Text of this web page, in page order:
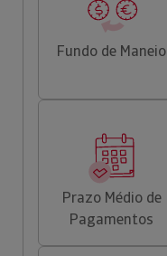
Fundo de Maneio
Prazo Médio de
Pagamentos